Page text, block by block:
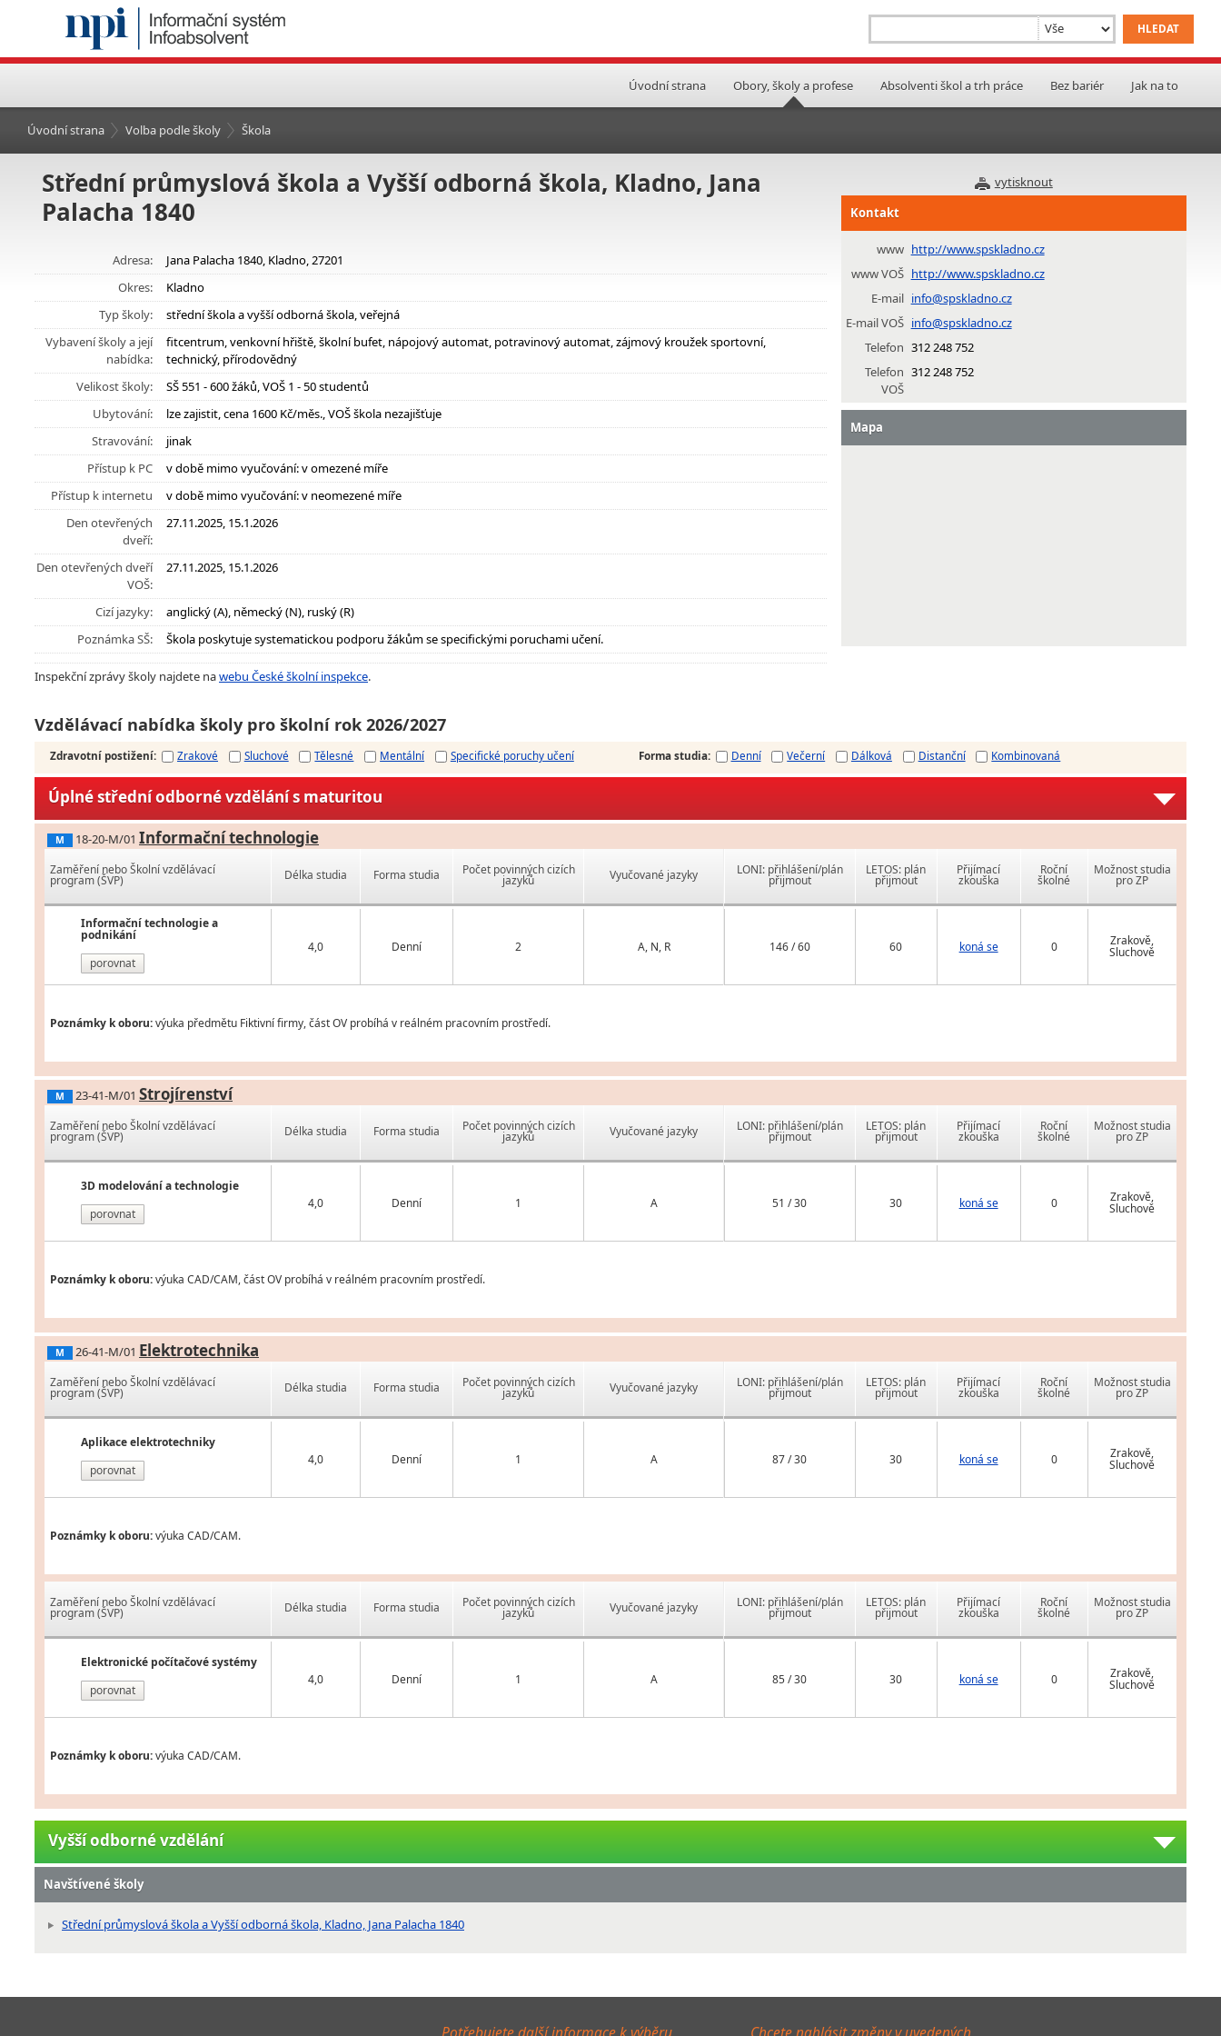
Úvodní strana Obory, školy a profese Absolventi škol a trh práce Bez bariér Jak na to
Úvodní strana Volba podle školy Škola
vytisknout
Střední průmyslová škola a Vyšší odborná škola, Kladno, Jana
Palacha 1840
Adresa:
Jana Palacha 1840, Kladno, 27201
Okres:
Kladno
Typ školy:
střední škola a vyšší odborná škola, veřejná
Vybavení školy a její
nabídka:
fitcentrum, venkovní hřiště, školní bufet, nápojový automat, potravinový automat, zájmový kroužek sportovní,
technický, přírodovědný
Velikost školy:
SŠ 551 - 600 žáků, VOŠ 1 - 50 studentů
Ubytování:
lze zajistit, cena 1600 Kč/měs., VOŠ škola nezajišťuje
Stravování:
jinak
Přístup k PC
v době mimo vyučování: v omezené míře
Přístup k internetu
v době mimo vyučování: v neomezené míře
Den otevřených
dveří:
27.11.2025, 15.1.2026
Den otevřených dveří
VOŠ:
27.11.2025, 15.1.2026
Cizí jazyky:
anglický (A), německý (N), ruský (R)
Poznámka SŠ:
Škola poskytuje systematickou podporu žákům se specifickými poruchami učení.
Inspekční zprávy školy najdete nawebu České školní inspekce.
Kontakt
www http://www.spskladno.cz
www VOŠ http://www.spskladno.cz
E-mail info@spskladno.cz
E-mail VOŠ info@spskladno.cz
Telefon 312 248 752
Telefon
VOŠ
312 248 752
Mapa
Vzdělávací nabídka školy pro školní rok 2026/2027
Zdravotní postižení: Zrakové Sluchové Tělesné Mentální Specifické poruchy učení Forma studia: Denní Večerní Dálková Distanční Kombinovaná
Úplné střední odborné vzdělání s maturitou
M 18-20-M/01 Informační technologie
Zaměření nebo Školní vzdělávací
program (ŠVP)
Informační technologie a
podnikání
porovnat
Délka studia Forma studia Počet povinných cizích
jazyků Vyučované jazyky
4,0 Denní 2 A, N, R
LONI: přihlášení/plán
přijmout
LETOS: plán
přijmout
Přijímací
zkouška
Roční
školné
Možnost studia
pro ZP
146 / 60 60 koná se 0 Zrakově,
Sluchově
Poznámky k oboru:výuka předmětu Fiktivní firmy, část OV probíhá v reálném pracovním prostředí.
M 23-41-M/01 Strojírenství
Zaměření nebo Školní vzdělávací
program (ŠVP)
3D modelování a technologie
porovnat
Délka studia Forma studia Počet povinných cizích
jazyků Vyučované jazyky
4,0 Denní 1 A
LONI: přihlášení/plán
přijmout
LETOS: plán
přijmout
Přijímací
zkouška
Roční
školné
Možnost studia
pro ZP
51 / 30 30 koná se 0 Zrakově,
Sluchově
Poznámky k oboru:výuka CAD/CAM, část OV probíhá v reálném pracovním prostředí.
M 26-41-M/01 Elektrotechnika
Zaměření nebo Školní vzdělávací
program (ŠVP)
Aplikace elektrotechniky
porovnat
Délka studia Forma studia Počet povinných cizích
jazyků Vyučované jazyky
4,0 Denní 1 A
LONI: přihlášení/plán
přijmout
LETOS: plán
přijmout
Přijímací
zkouška
Roční
školné
Možnost studia
pro ZP
87 / 30 30 koná se 0 Zrakově,
Sluchově
Poznámky k oboru:výuka CAD/CAM.
Zaměření nebo Školní vzdělávací
program (ŠVP)
Elektronické počítačové systémy
porovnat
Délka studia Forma studia Počet povinných cizích
jazyků Vyučované jazyky
4,0 Denní 1 A
LONI: přihlášení/plán
přijmout
LETOS: plán
přijmout
Přijímací
zkouška
Roční
školné
Možnost studia
pro ZP
85 / 30 30 koná se 0 Zrakově,
Sluchově
Poznámky k oboru:výuka CAD/CAM.
Vyšší odborné vzdělání
Navštívené školy
Střední průmyslová škola a Vyšší odborná škola, Kladno, Jana Palacha 1840